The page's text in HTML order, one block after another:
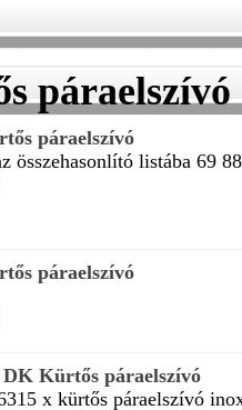
páraelszívó
páraelszívó
összehasonlító listába 69
páraelszívó
Kürtős páraelszívó
x kürtős páraelszívó